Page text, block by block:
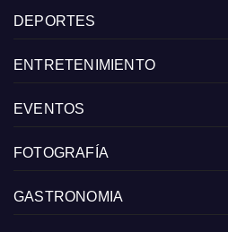
DEPORTES
ENTRETENIMIENTO
EVENTOS
FOTOGRAFÍA
GASTRONOMIA